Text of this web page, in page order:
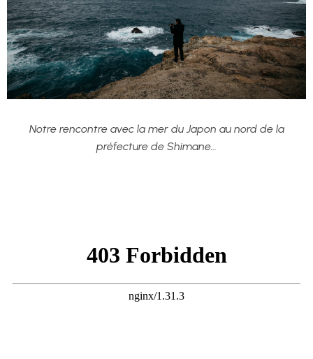
Notre rencontre avec la mer du Japon au nord de la
préfecture de Shimane…